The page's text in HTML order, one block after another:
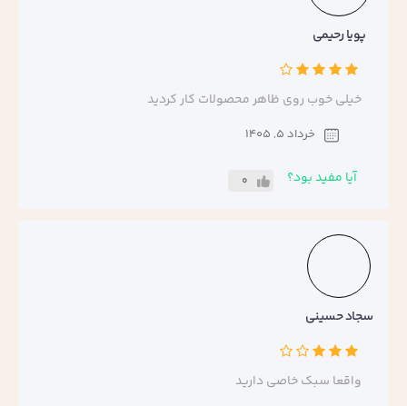
پویا رحیمی
خیلی خوب روی ظاهر محصولات کار کردید
خرداد 5, 1405
آیا مفید بود؟ 0
سجاد حسینی
واقعا سبک خاصی دارید